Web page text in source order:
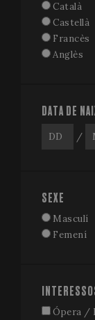
Català
Castellà
Francès
Anglès
DATA DE
/
SEXE
Masculí
Femení
Ópera /